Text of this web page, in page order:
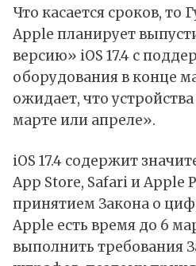
Что касается сроков, то
Apple планирует
версию» iOS 17.4 с
оборудования в конце
ожидает, что
марте или апреле».
iOS 17.4 содержит
App Store, Safari и Apple
принятием Закона о
Apple есть время до 6
выполнить требования